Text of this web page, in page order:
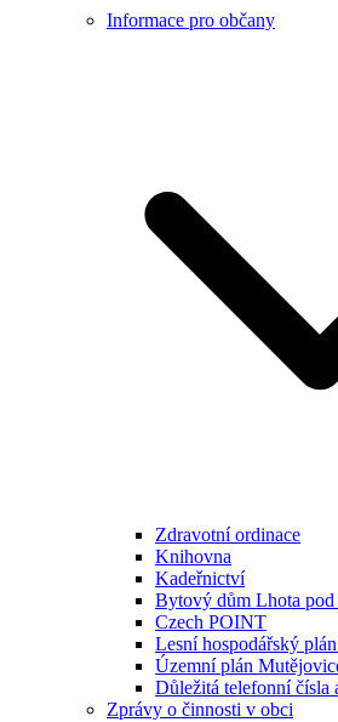
Informace pro občany
Zdravotní ordinace
Knihovna
Kadeřnictví
Bytový dům Lhota pod
Czech POINT
Lesní hospodářský
Územní plán
Důležitá telefonní čísla
Zprávy o činnosti v obci